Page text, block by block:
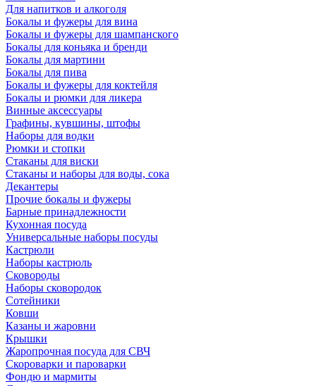
Для напитков и алкоголя
Бокалы и фужеры для вина
Бокалы и фужеры для шампанского
Бокалы для коньяка и бренди
Бокалы для мартини
Бокалы для пива
Бокалы и фужеры для коктейля
Бокалы и рюмки для ликера
Винные аксессуары
Графины, кувшины, штофы
Наборы для водки
Рюмки и стопки
Стаканы для виски
Стаканы и наборы для воды, сока
Декантеры
Прочие бокалы и фужеры
Барные принадлежности
Кухонная посуда
Универсальные наборы посуды
Кастрюли
Наборы кастрюль
Сковороды
Наборы сковородок
Сотейники
Ковши
Казаны и жаровни
Крышки
Жаропрочная посуда для СВЧ
Скороварки и пароварки
Фондю и мармиты